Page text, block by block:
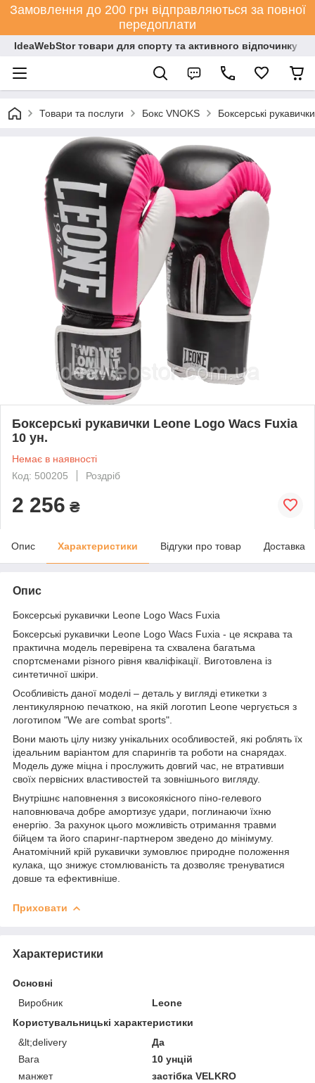
Замовлення до 200 грн відправляються за повної
передоплати
IdeaWebStor товари для спорту та активного відпочинку
Товари та послуги Бокс VNOKS Боксерські рукавички
Боксерські рукавички Leone Logo Wacs Fuxia
10 ун.
Немає в наявності
Код: 500205
Роздріб
2 256 ₴
Опис Характеристики Відгуки про товар Доставка
Опис
Боксерські рукавички Leone Logo Wacs Fuxia
Боксерські рукавички Leone Logo Wacs Fuxia - це яскрава та
практична модель перевірена та схвалена багатьма
спортсменами різного рівня кваліфікації. Виготовлена із
синтетичної шкіри.
Особливість даної моделі – деталь у вигляді етикетки з
лентикулярною печаткою, на якій логотип Leone чергується з
логотипом "We are combat sports".
Вони мають цілу низку унікальних особливостей, які роблять їх
ідеальним варіантом для спарингів та роботи на снарядах.
Модель дуже міцна і прослужить довгий час, не втративши
своїх первісних властивостей та зовнішнього вигляду.
Внутрішнє наповнення з високоякісного піно-гелевого
наповнювача добре амортизує удари, поглинаючи їхню
енергію. За рахунок цього можливість отримання травми
бійцем та його спаринг-партнером зведено до мінімуму.
Анатомічний крій рукавички зумовлює природне положення
кулака, що знижує стомлюваність та дозволяє тренуватися
довше та ефективніше.
Приховати
Характеристики
Основні
Виробник
Leone
Користувальницькі характеристики
&lt;delivery
Да
Вага
10 унцій
манжет
застібка VELKRO